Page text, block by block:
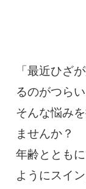
※上記電話番号
電話受付時間
「最近ひざ
るのがつら
そんな悩み
ませんか？
年齢ととも
ようにスイ